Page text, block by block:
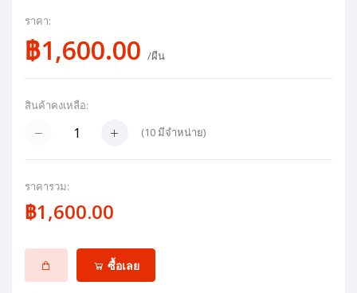
ราคา:
฿1,600.00 /ผืน
สินค้าคงเหลือ:
(10มีจำหน่าย)
ราคารวม:
฿1,600.00
ซื้อเลย